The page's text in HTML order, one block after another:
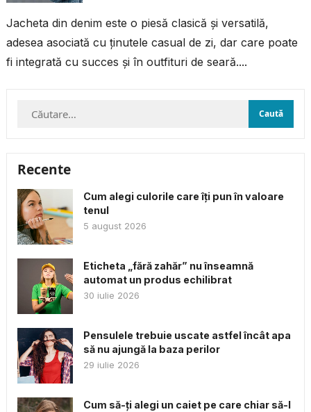
Jacheta din denim este o piesă clasică și versatilă,
adesea asociată cu ținutele casual de zi, dar care poate
fi integrată cu succes și în outfituri de seară....
Caută
Recente
Cum alegi culorile care îți pun în valoare
tenul
5 august 2026
Eticheta „fără zahăr” nu înseamnă
automat un produs echilibrat
30 iulie 2026
Pensulele trebuie uscate astfel încât apa
să nu ajungă la baza perilor
29 iulie 2026
Cum să-ți alegi un caiet pe care chiar să-l